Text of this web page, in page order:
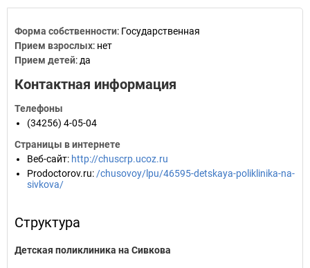
Форма собственности: Государственная
Прием взрослых: нет
Прием детей: да
Контактная информация
Телефоны
(34256) 4-05-04
Страницы в интернете
Веб-сайт: http://chuscrp.ucoz.ru
Prodoctorov.ru: /chusovoy/lpu/46595-detskaya-poliklinika-na-
sivkova/
Структура
Детская поликлиника на Сивкова